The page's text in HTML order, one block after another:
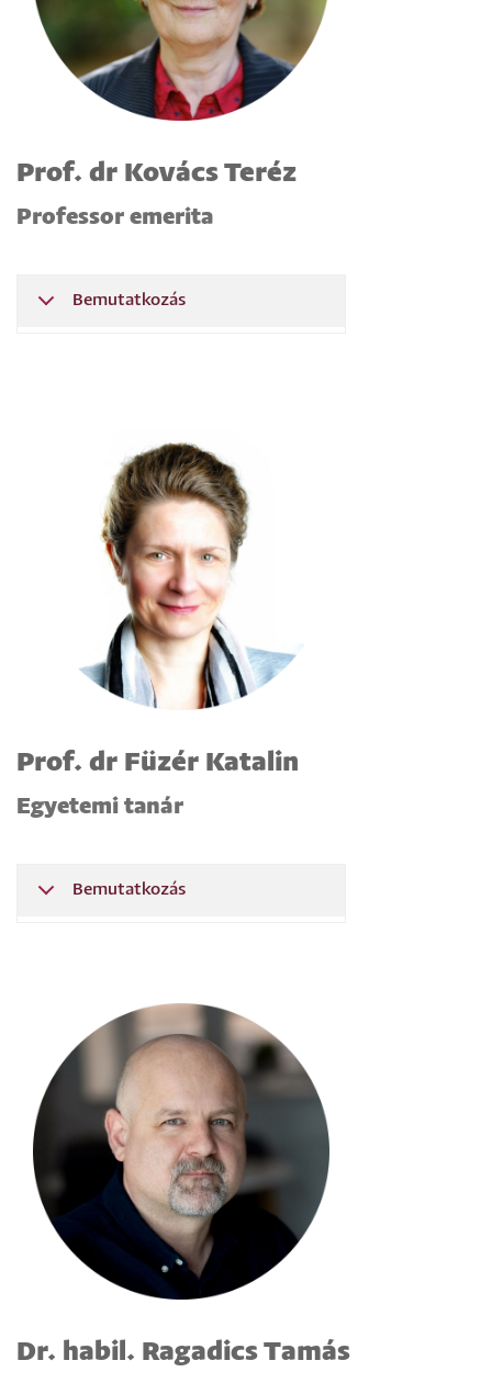
Prof. dr Kovács Teréz
Professor emerita
Bemutatkozás
Prof. dr Füzér Katalin
Egyetemi tanár
Bemutatkozás
Dr. habil. Ragadics Tamás